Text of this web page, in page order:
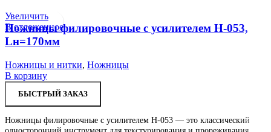
Увеличить
В отложенное
Ножницы филировочные с усилителем Н-053,
Lн=170мм
Ножницы и нитки, Ножницы
В корзину
БЫСТРЫЙ ЗАКАЗ
Ножницы филировочные с усилителем Н-053 — это классический